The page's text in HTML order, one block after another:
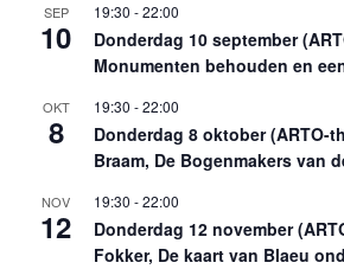
SEP
10
19:30 -22:00
Donderdag 10 september
Monumenten behouden en
OKT
8
19:30 -22:00
Donderdag 8 oktober (ARTO-
Braam, De Bogenmakers van
NOV
12
19:30 -22:00
Donderdag 12 november
Fokker, De kaart van Blaeu